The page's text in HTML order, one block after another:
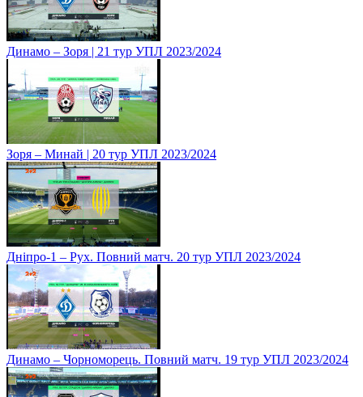
Динамо – Зоря | 21 тур УПЛ 2023/2024
Зоря – Минай | 20 тур УПЛ 2023/2024
Дніпро-1 – Рух. Повний матч. 20 тур УПЛ 2023/2024
Динамо – Чорноморець. Повний матч. 19 тур УПЛ 2023/2024